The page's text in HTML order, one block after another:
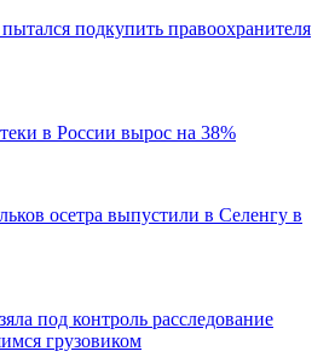
подкупить правоохранителя
в России вырос на 38%
осетра выпустили в Селенгу в
под контроль расследование
грузовиком